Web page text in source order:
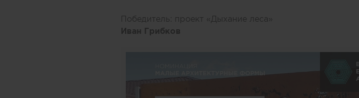
Победитель: проект «Дыхание леса»
Иван Грибков